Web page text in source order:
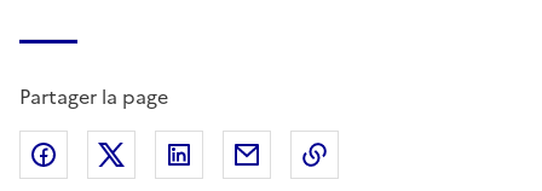
Partager la page
Partager sur Facebook
Partager sur X (anciennement Twitter)
Partager sur LinkedIn
Partager par email